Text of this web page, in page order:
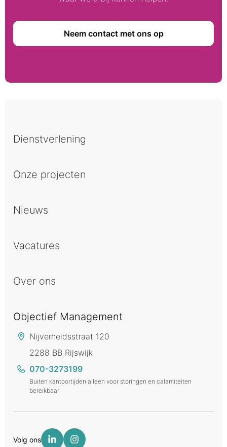
Neem contact met ons op
Dienstverlening
Onze projecten
Nieuws
Vacatures
Over ons
Objectief Management
Nijverheidsstraat 120
2288 BB Rijswijk
070-3273199
Buiten kantoortijden alleen voor storingen en calamiteiten
bereikbaar
Volg ons